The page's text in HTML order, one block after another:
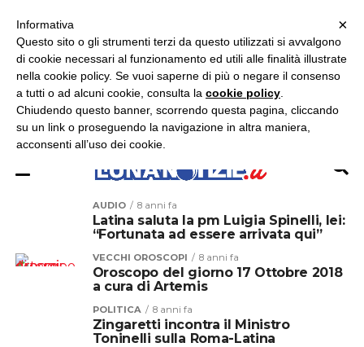
ASCOLTA RADIO LUNA
AUDIO 8 anni fa
Latina saluta la pm Luigia Spinelli, lei:
“Fortunata ad essere arrivata qui”
VECCHI OROSCOPI 8 anni fa
Oroscopo del giorno 17 Ottobre 2018
a cura di Artemis
POLITICA 8 anni fa
Zingaretti incontra il Ministro
Toninelli sulla Roma-Latina
×
×
Informativa
Questo sito o gli strumenti terzi da questo utilizzati si avvalgono
di cookie necessari al funzionamento ed utili alle finalità illustrate
nella cookie policy. Se vuoi saperne di più o negare il consenso
a tutti o ad alcuni cookie, consulta la cookie policy
Chiudendo questo banner, scorrendo questa pagina, cliccando
su un link o proseguendo la navigazione in altra maniera,
acconsenti all’uso dei cookie.